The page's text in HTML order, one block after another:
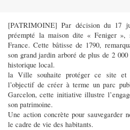
[PATRIMOINE] Par décision du 17
préempté la maison dite « Feniger »,
France. Cette bâtisse de 1790,
son grand jardin arboré de plus de 2
historique local.
la Ville souhaite protéger ce site et
l’objectif de créer à terme un parc
Garcelon, cette initiative illustre
son patrimoine.
Une action concrète pour sauvegarder
le cadre de vie des habitants.